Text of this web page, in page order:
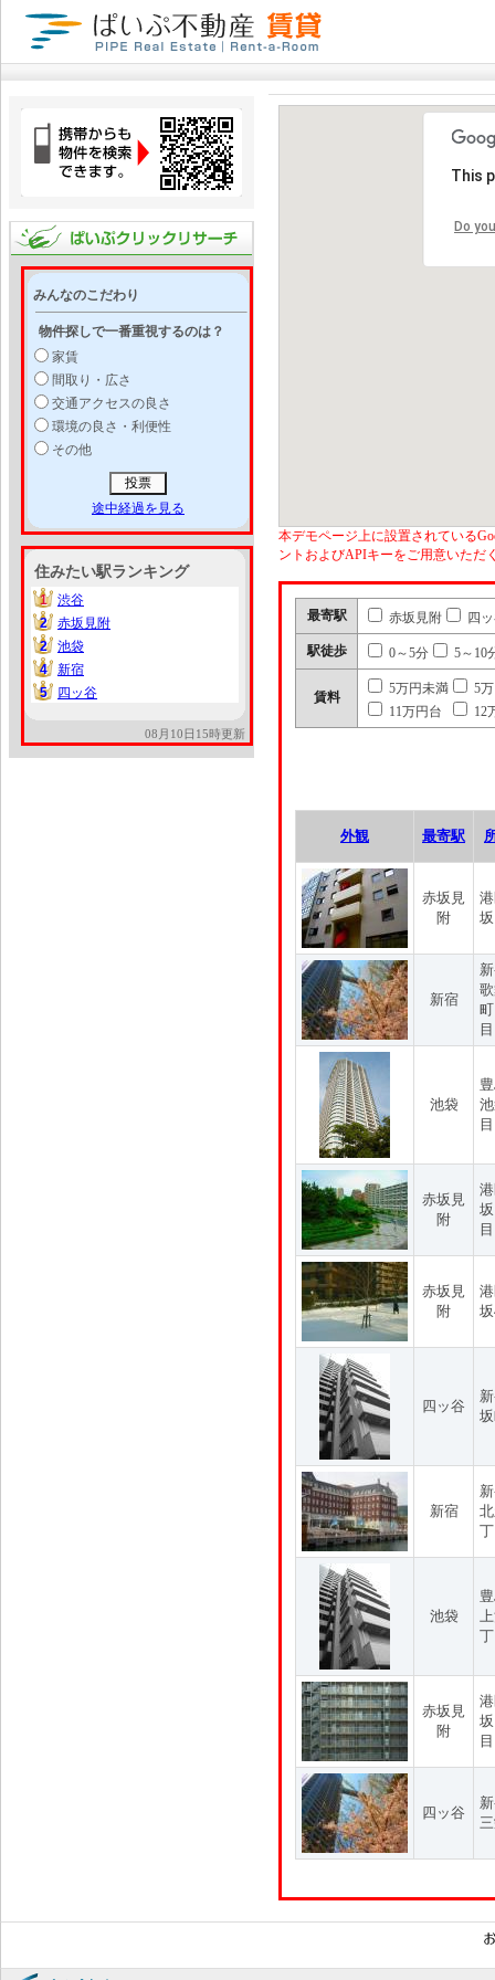
みんなのこだわり
物件探しで一番重視するのは？
家賃
間取り・広さ
交通アクセスの良さ
環境の良さ・利便性
その他
途中経過を見る
住みたい駅ランキング
1
1
渋谷
2
2
赤坂見附
2
2
池袋
4
4
新宿
5
5 四ッ谷
08月10日15時更新
This
Do
本デモページ上に設置されている
ントおよびAPIキーをご用意いただ
最寄駅 赤坂見附 四
駅徒歩 0～5分 5～10
賃料
5万円未満
5
11万円台
12
外観 最寄駅
赤坂見
附
新宿
目
池袋
目
赤坂見
附
目
赤坂見
附
四ッ谷
新宿
池袋
赤坂見
附
目
四ッ谷